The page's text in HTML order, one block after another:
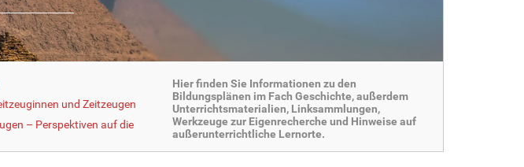
und Zeitzeugen
– Perspektiven auf die
Hier finden Sie Informationen zu den
Bildungsplänen im Fach Geschichte, außerdem
Unterrichtsmaterialien, Linksammlungen,
Werkzeuge zur Eigenrecherche und Hinweise auf
außerunterrichtliche Lernorte.